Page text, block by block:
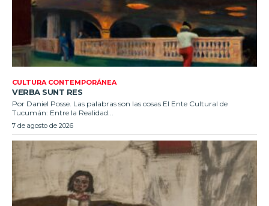
CULTURA CONTEMPORÁNEA
VERBA SUNT RES
Por Daniel Posse. Las palabras son las cosas El Ente Cultural de
Tucumán: Entre la Realidad...
7 de agosto de 2026